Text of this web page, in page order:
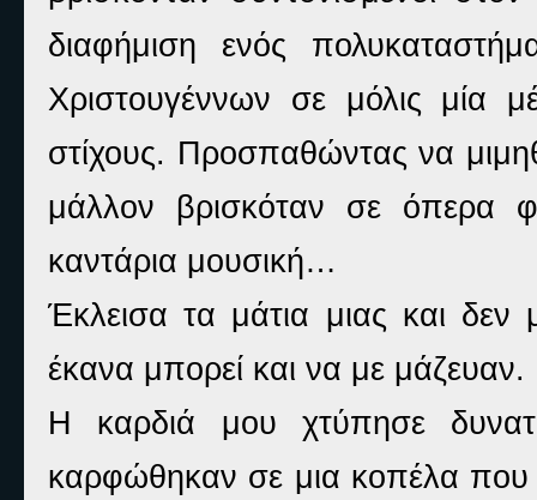
διαφήμιση ενός
Χριστουγέννων σε μόλις μία
στίχους. Προσπαθώντας να
μάλλον βρισκόταν σε
καντάρια μουσική…
Έκλεισα τα μάτια μιας και
έκανα μπορεί και να με μάζευαν.
Η καρδιά μου χτύπησε
καρφώθηκαν σε μια κοπέλα που